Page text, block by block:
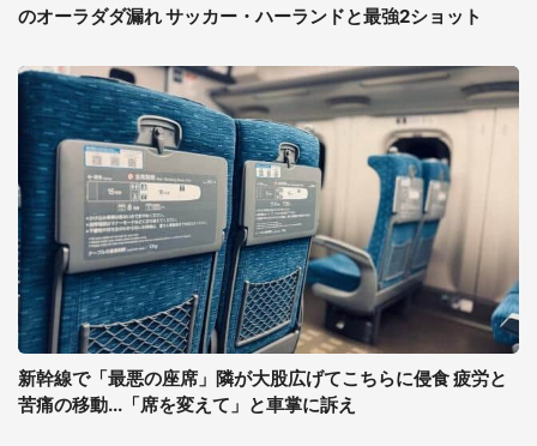
のオーラダダ漏れ サッカー・ハーランドと最強2ショット
新幹線で「最悪の座席」隣が大股広げてこちらに侵食 疲労と
苦痛の移動...「席を変えて」と車掌に訴え